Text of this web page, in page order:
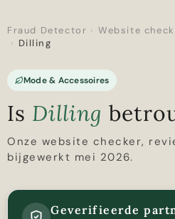
Fraud Detector › Website
› Dilling
Mode & Accessoires
Is Dilling
Onze website checker,
bijgewerkt mei 2026.
Geverifieerde